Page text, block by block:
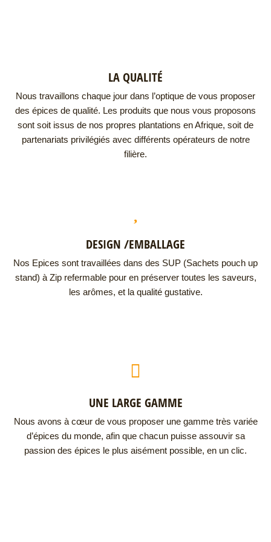
LA QUALITÉ
Nous travaillons chaque jour dans l’optique de vous proposer
des épices de qualité. Les produits que nous vous proposons
sont soit issus de nos propres plantations en Afrique, soit de
partenariats privilégiés avec différents opérateurs de notre
filière.
DESIGN /EMBALLAGE
Nos Epices sont travaillées dans des SUP (Sachets pouch up
stand) à Zip refermable pour en préserver toutes les saveurs,
les arômes, et la qualité gustative.
UNE LARGE GAMME
Nous avons à cœur de vous proposer une gamme très variée
d’épices du monde, afin que chacun puisse assouvir sa
passion des épices le plus aisément possible, en un clic.